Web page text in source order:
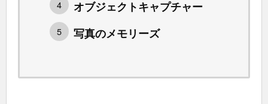
オブジェクトキャプチャー
写真のメモリーズ